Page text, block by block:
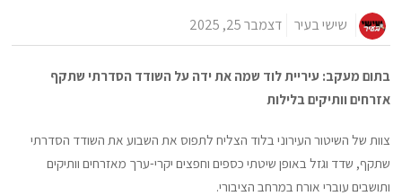
שישי בעיר דצמבר 25, 2025
בתום מעקב: עיריית לוד שמה את ידה על השודד הסדרתי שתקף
אזרחים וותיקים בלילות
צוות של השיטור העירוני בלוד הצליח לתפוס את השבוע את השודד הסדרתי
שתקף, שדד וגזל באופן שיטתי כספים וחפצים יקרי-ערך מאזרחים וותיקים
ותושבים עוברי אורח במרחב הציבורי.